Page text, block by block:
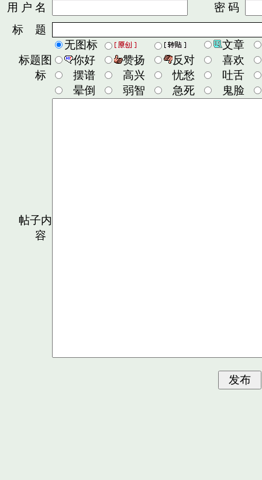
用 户 名
密 码
标 题
标题图
标
无图标
文章
你好
赞扬 反对
喜欢
摆谱
高兴 忧愁
吐舌
晕倒
弱智 急死 鬼脸
帖子内
容